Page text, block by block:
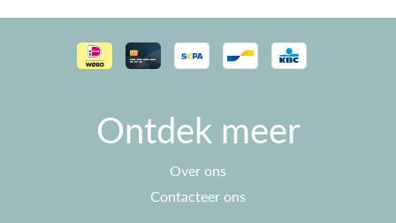
Ontdek meer
Over ons
Contacteer ons